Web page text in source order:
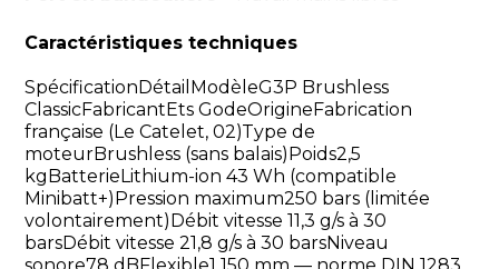
Caractéristiques techniques
SpécificationDétailModèleG3P Brushless
ClassicFabricantEts GodeOrigineFabrication
française (Le Catelet, 02)Type de
moteurBrushless (sans balais)Poids2,5
kgBatterieLithium-ion 43 Wh (compatible
Minibatt+)Pression maximum250 bars (limitée
volontairement)Débit vitesse 11,3 g/s à 30
barsDébit vitesse 21,8 g/s à 30 barsNiveau
sonore78 dBFlexible1 150 mm — norme DIN 1283